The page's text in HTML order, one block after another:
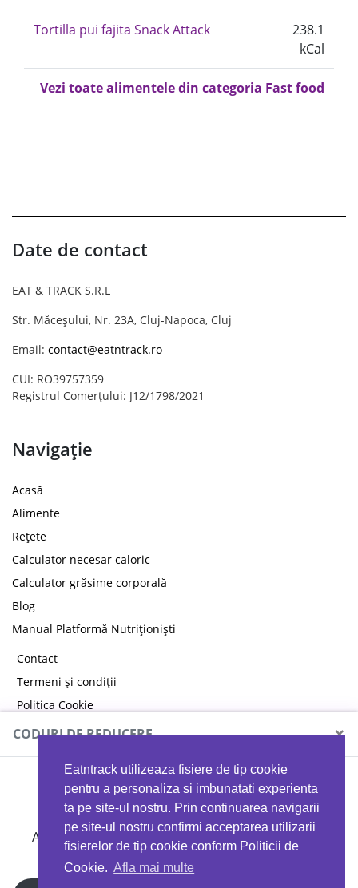
Eatntrack utilizeaza fisiere de tip cookie
pentru a personaliza si imbunatati experienta
ta pe site-ul nostru. Prin continuarea navigarii
pe site-ul nostru confirmi acceptarea utilizarii
fisierelor de tip cookie conform Politicii de
Cookie. Afla mai multe
Tortilla pui fajita Snack Attack
238.1
kCal
Vezi toate alimentele din categoria Fast food
Date de contact
EAT & TRACK S.R.L
Str. Măceșului, Nr. 23A, Cluj-Napoca, Cluj
Email: contact@eatntrack.ro
CUI: RO39757359
Registrul Comerțului: J12/1798/2021
Navigație
Acasă
Alimente
Rețete
Calculator necesar caloric
Calculator grăsime corporală
Blog
Manual Platformă Nutriționiști
Contact
Termeni și condiții
Politica Cookie
Politica de confidențialitate
CODURI DE REDUCERE ×
MYPROTEIN
Ai 40%reducere la orice comandă folosind codul
EATTRACK